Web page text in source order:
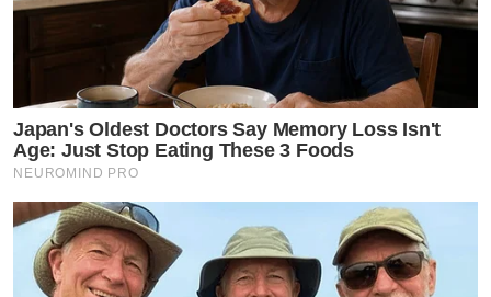
Japan's Oldest Doctors Say Memory Loss Isn't
Age: Just Stop Eating These 3 Foods
NEUROMIND PRO